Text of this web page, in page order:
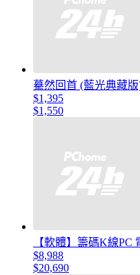
驀然回首 (藍光典藏
$1,395
$1,550
【軟體】籌碼K線PC
$8,988
$20,690